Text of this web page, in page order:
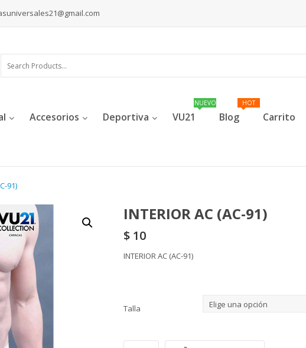
Accesorios Deportiva VU21 Blog Carrito
91)
INTERIOR AC (AC-91)
$ 10
INTERIOR AC (AC-91)
Talla